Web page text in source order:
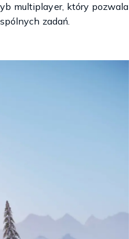
multiplayer, który pozwala
zadań.